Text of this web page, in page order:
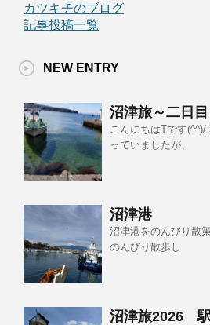
カツキチのブログ
記事投稿一覧
NEW ENTRY
沼津旅～二日目
こんにちはTです
っていましたが、
沼津港
沼津港をのんびり散
のんびり散歩し
沼津旅2026